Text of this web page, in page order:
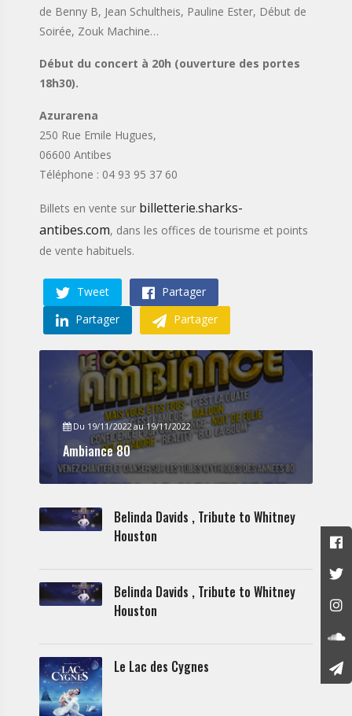
de Benny B, Jean Schultheis, Pauline Ester, Début de
Soirée, Zouk Machine…
Début du concert à 20h (ouverture des portes
18h30).
Azurarena
250 Rue Emile Hugues,
06600 Antibes
Téléphone : 04 93 95 37 60
Billets en vente sur billetterie.sharks-
antibes.com, dans les offices de tourisme et points
de vente habituels.
Tweet
Partager
Partager
Partager
Du 19/11/2022 au 19/11/2022
Ambiance 80
Belinda Davids , Tribute to Whitney
Houston
Belinda Davids , Tribute to Whitney
Houston
Le Lac des Cygnes